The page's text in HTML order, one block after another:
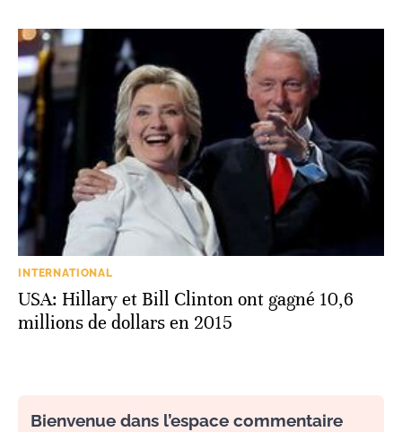
INTERNATIONAL
USA: Hillary et Bill Clinton ont gagné 10,6
millions de dollars en 2015
Bienvenue dans l’espace commentaire